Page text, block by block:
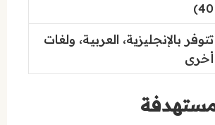
40)
تتوفر بالإنجليزية، العربية، ولغات
أخرى